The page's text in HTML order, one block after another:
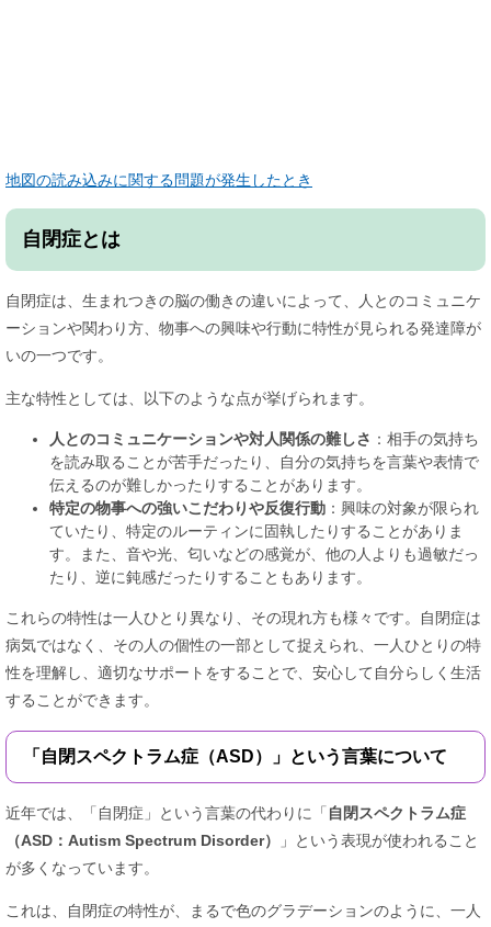
地図の読み込みに関する問題が発生したとき
自閉症とは
自閉症は、生まれつきの脳の働きの違いによって、人とのコミュニケ
ーションや関わり方、物事への興味や行動に特性が見られる発達障が
いの一つです。
主な特性としては、以下のような点が挙げられます。
人とのコミュニケーションや対人関係の難しさ ：相手の気持ち
を読み取ることが苦手だったり、自分の気持ちを言葉や表情で
伝えるのが難しかったりすることがあります。
特定の物事への強いこだわりや反復行動 ：興味の対象が限られ
ていたり、特定のルーティンに固執したりすることがありま
す。また、音や光、匂いなどの感覚が、他の人よりも過敏だっ
たり、逆に鈍感だったりすることもあります。
これらの特性は一人ひとり異なり、その現れ方も様々です。自閉症は
病気ではなく、その人の個性の一部として捉えられ、一人ひとりの特
性を理解し、適切なサポートをすることで、安心して自分らしく生活
することができます。
「自閉スペクトラム症（ASD）」という言葉について
近年では、「自閉症」という言葉の代わりに「 自閉スペクトラム症
（ASD：Autism Spectrum Disorder）
」という表現が使われること
が多くなっています。
これは、自閉症の特性が、まるで色のグラデーションのように、一人